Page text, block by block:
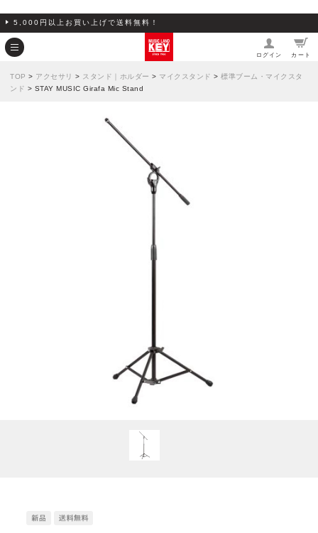
5,000円以上お買い上げで送料無料！
ログイン カート
TOP > アクセサリ > スタンド｜ホルダー > マイクスタンド > 標準ブーム・マイクスタ
ンド > STAY MUSIC Girafa Mic Stand